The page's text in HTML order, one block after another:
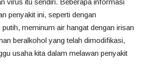
penyakit ini, seperti dengan
meminum air hangat dengan irisan
beralkohol yang telah dimodifikasi,
usaha kita dalam melawan penyakit